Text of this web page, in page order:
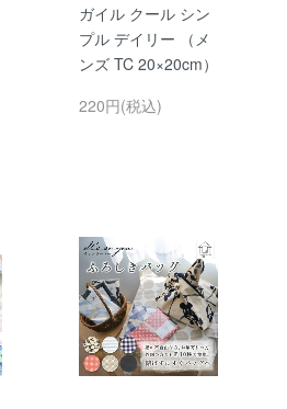
ガイル クール シン
プル デイリー （メ
ンズ TC 20×20cm）
220円(税込)